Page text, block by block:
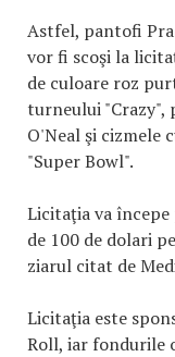
Astfel, pantofi
vor fi scoşi la
de culoare roz
turneului "Crazy",
O'Neal şi cizmele
"Super Bowl".
Licitaţia va
de 100 de dolari
ziarul citat de
Licitaţia este
Roll, iar fondurile